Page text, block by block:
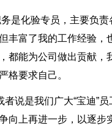
是化验专员，主要负
丰富了我的工作经验
都能为公司做出贡献
格要求自己。
说是我们广大“宝迪”
上再进一步，以逐步